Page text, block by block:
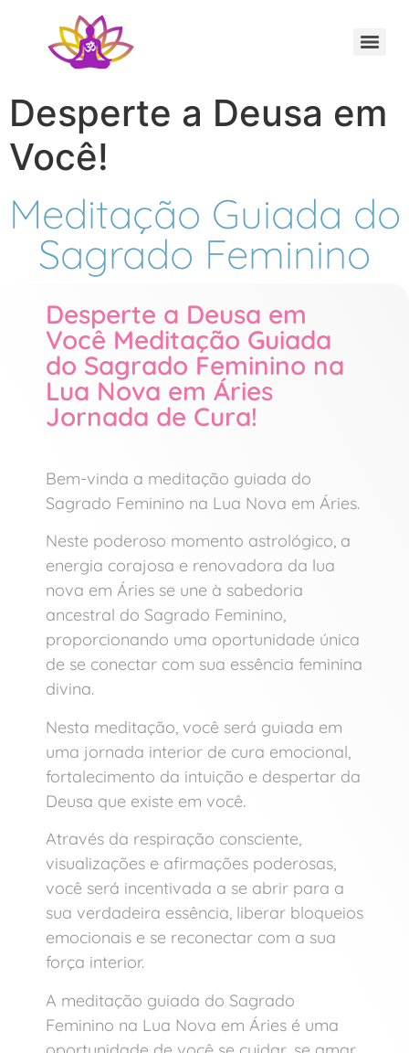
Desperte a Deusa em
Você!
Meditação Guiada do
Sagrado Feminino
Desperte a Deusa em
Você Meditação Guiada
do Sagrado Feminino na
Lua Nova em Áries
Jornada de Cura!
Bem-vinda a meditação guiada do
Sagrado Feminino na Lua Nova em Áries.
Neste poderoso momento astrológico, a
energia corajosa e renovadora da lua
nova em Áries se une à sabedoria
ancestral do Sagrado Feminino,
proporcionando uma oportunidade única
de se conectar com sua essência feminina
divina.
Nesta meditação, você será guiada em
uma jornada interior de cura emocional,
fortalecimento da intuição e despertar da
Deusa que existe em você.
Através da respiração consciente,
visualizações e afirmações poderosas,
você será incentivada a se abrir para a
sua verdadeira essência, liberar bloqueios
emocionais e se reconectar com a sua
força interior.
A meditação guiada do Sagrado
Feminino na Lua Nova em Áries é uma